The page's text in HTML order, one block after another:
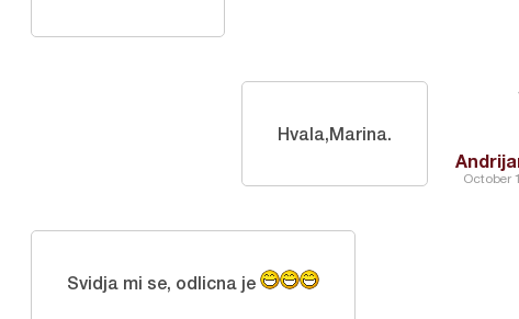
October
Hvala,Marina.
Svidja mi se, odlicna je